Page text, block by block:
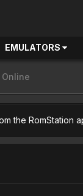
EMULATORS
the RomStation